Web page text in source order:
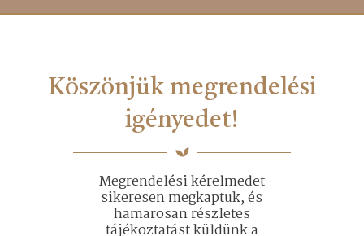
Köszönjük megrendelési
igényedet!
Megrendelési kérelmedet
sikeresen megkaptuk, és
hamarosan részletes
tájékoztatást küldünk a